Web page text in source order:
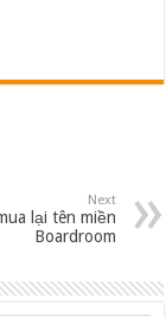
Next
lại tên miền
Boardroom